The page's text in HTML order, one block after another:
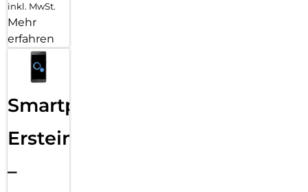
inkl. MwSt.
Mehr
erfahren
Smartphone
Ersteinrichtung
–